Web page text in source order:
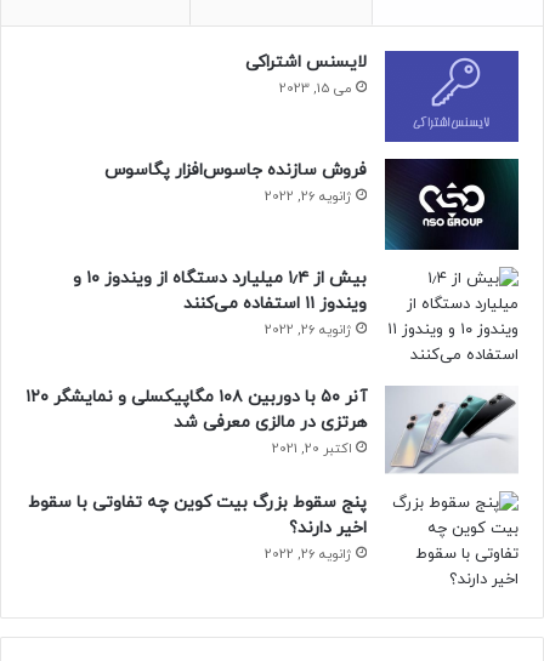
لایسنس اشتراکی
می 15, 2023
فروش سازنده جاسوس‌افزار پگاسوس
ژانویه 26, 2022
بیش از ۱٫۴ میلیارد دستگاه از ویندوز ۱۰ و
ویندوز ۱۱ استفاده می‌کنند
ژانویه 26, 2022
آنر ۵۰ با دوربین ۱۰۸ مگاپیکسلی و نمایشگر ۱۲۰
هرتزی در مالزی معرفی شد
اکتبر 20, 2021
پنج سقوط بزرگ بیت کوین چه تفاوتی با سقوط
اخیر دارند؟
ژانویه 26, 2022